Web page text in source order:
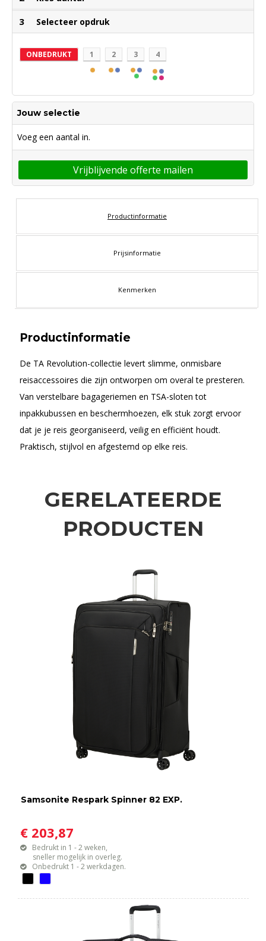
3 Selecteer opdruk
ONBEDRUKT 1 2 3 4
Jouw selectie
Voeg een aantal in.
Vrijblijvende offerte mailen
Productinformatie
Prijsinformatie
Kenmerken
Productinformatie
De TA Revolution-collectie levert slimme, onmisbare
reisaccessoires die zijn ontworpen om overal te presteren.
Van verstelbare bagageriemen en TSA-sloten tot
inpakkubussen en beschermhoezen, elk stuk zorgt ervoor
dat je je reis georganiseerd, veilig en efficiënt houdt.
Praktisch, stijlvol en afgestemd op elke reis.
GERELATEERDE
PRODUCTEN
Samsonite Respark Spinner 82 EXP.
€ 203,87
Bedrukt in 1 - 2 weken,
sneller mogelijk in overleg.
Onbedrukt 1 - 2 werkdagen.